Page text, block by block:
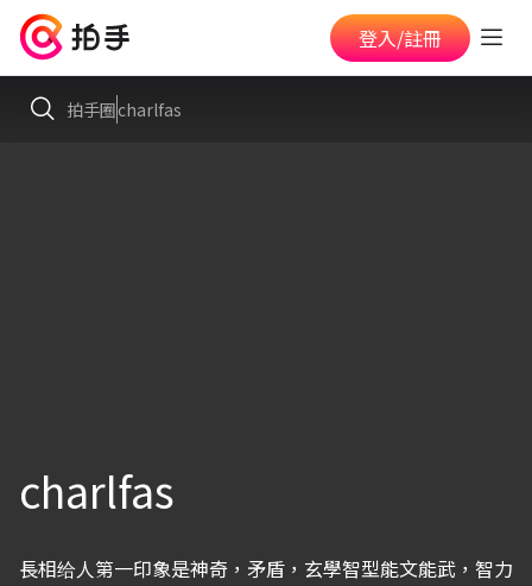
登入/註冊
拍手圈charlfas
charlfas
長相给人第一印象是神奇，矛盾，玄學智型能文能武，智力